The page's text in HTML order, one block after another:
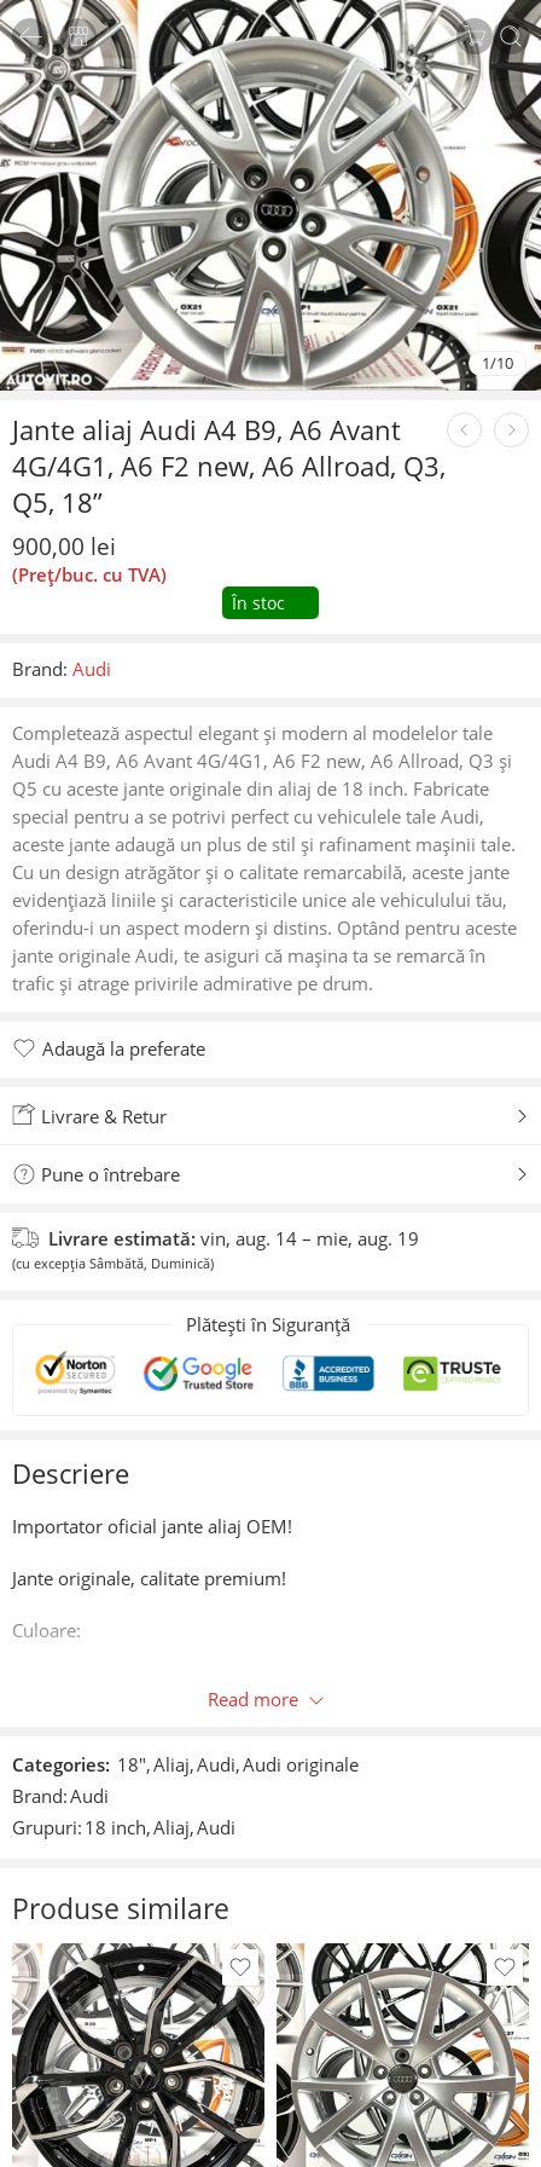
1/10
Jante aliaj Audi A4 B9, A6 Avant
4G/4G1, A6 F2 new, A6 Allroad, Q3,
Q5, 18”
900,00 lei
(Preț/buc. cu TVA)
În stoc
Brand: Audi
Completează aspectul elegant și modern al modelelor tale
Audi A4 B9, A6 Avant 4G/4G1, A6 F2 new, A6 Allroad, Q3 și
Q5 cu aceste jante originale din aliaj de 18 inch. Fabricate
special pentru a se potrivi perfect cu vehiculele tale Audi,
aceste jante adaugă un plus de stil și rafinament mașinii tale.
Cu un design atrăgător și o calitate remarcabilă, aceste jante
evidențiază liniile și caracteristicile unice ale vehiculului tău,
oferindu-i un aspect modern și distins. Optând pentru aceste
jante originale Audi, te asiguri că mașina ta se remarcă în
trafic și atrage privirile admirative pe drum.
Adaugă la preferate
Livrare & Retur
Pune o întrebare
Livrare estimată: vin, aug. 14 – mie, aug. 19
(cu excepția Sâmbătă, Duminică)
Plătești în Siguranță
Descriere
Importator oficial jante aliaj OEM!
Jante originale, calitate premium!
Culoare:
Prindere: 5×112.
Latime: 7j.
ET: 32.
Gaura centrala: 66,6mm.
Compatibilitate:
A4 B9;
A5;
A6 Avant 4G/4G1;
Read more
Categories: 18",Aliaj,Audi,Audi originale
Brand:Audi
Grupuri: 18 inch,Aliaj,Audi
Produse similare